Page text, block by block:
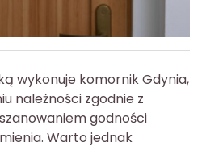
wykonuje komornik Gdynia,
należności zgodnie z
godności
Warto jednak